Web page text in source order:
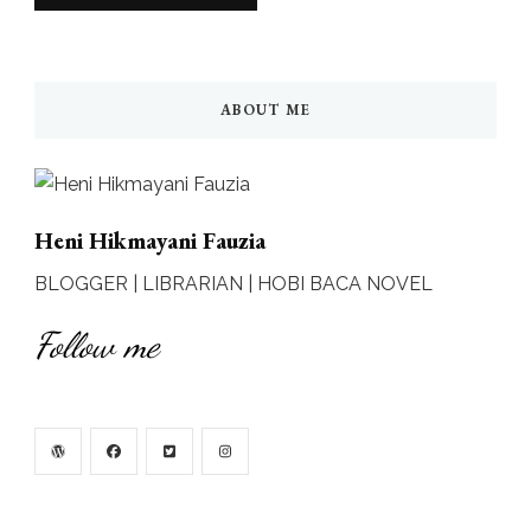
ABOUT ME
Heni Hikmayani Fauzia
BLOGGER | LIBRARIAN | HOBI BACA NOVEL
Follow me